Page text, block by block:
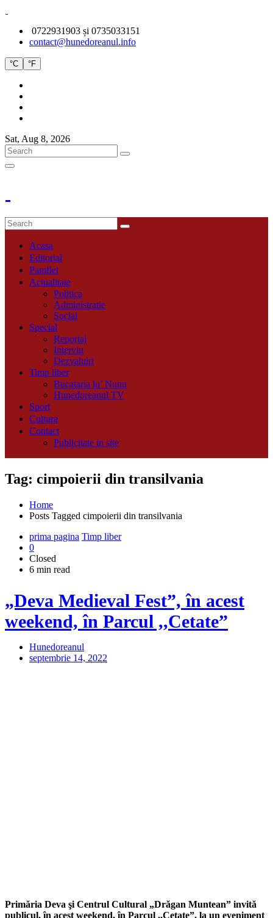
0722931903 și 0735033151
contact@hunedoreanul.info
°C °F
Sat, Aug 8, 2026
Acasa
Editorial
Pamflet
Actualitate
Politica
Administratie
Social
Special
Reportaj
Interviu
Dezvaluiri
Timp liber
Bucataria lu’ Nunu
Hunedoreanul TV
Sport
Cultura
Contact
Publicitate in site
Tag: cimpoierii din transilvania
Home
Posts Tagged cimpoierii din transilvania
prima pagina Timp liber
0
Closed
6 min read
„Deva Medieval Fest”, în acest
weekend, în Parcul ,,Cetate”
Hunedoreanul
septembrie 14, 2022
Primăria Deva şi Centrul Cultural „Drăgan Muntean” invită
publicul, în acest weekend, în Parcul ,,Cetate”, la un eveniment